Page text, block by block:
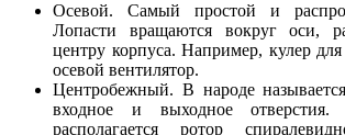
Осевой. Самый простой и
Лопасти вращаются вокруг оси,
центру корпуса. Например, кулер
осевой вентилятор.
Центробежный. В народе
входное и выходное отверстия.
располагается ротор